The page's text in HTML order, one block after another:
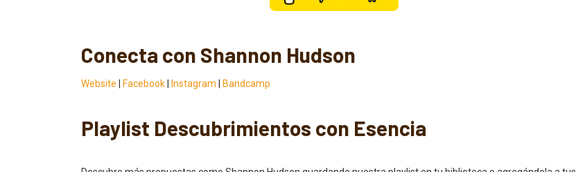
Conecta con Shannon Hudson
Website Facebook Instagram Bandcamp
Playlist Descubrimientos con Esencia